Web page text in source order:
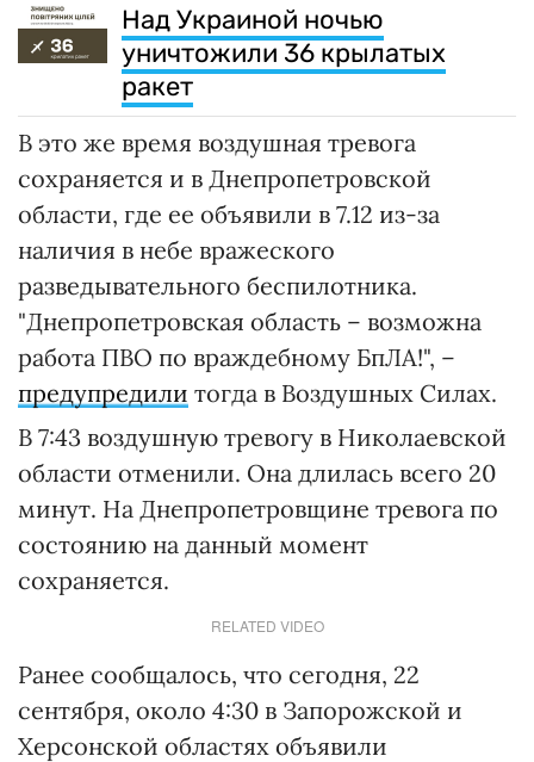
Над Украиной ночью
уничтожили 36 крылатых
ракет
В это же время воздушная тревога
сохраняется и в Днепропетровской
области, где ее объявили в 7.12 из-за
наличия в небе вражеского
разведывательного беспилотника.
"Днепропетровская область – возможна
работа ПВО по враждебному БпЛА!", –
предупредили тогда в Воздушных Силах.
В 7:43 воздушную тревогу в Николаевской
области отменили. Она длилась всего 20
минут. На Днепропетровщине тревога по
состоянию на данный момент
сохраняется.
RELATED VIDEO
Ранее сообщалось, что сегодня, 22
сентября, около 4:30 в Запорожской и
Херсонской областях объявили